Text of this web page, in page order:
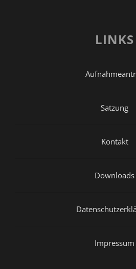
LINKS
Satzung
Kontakt
Downloads
Impressum